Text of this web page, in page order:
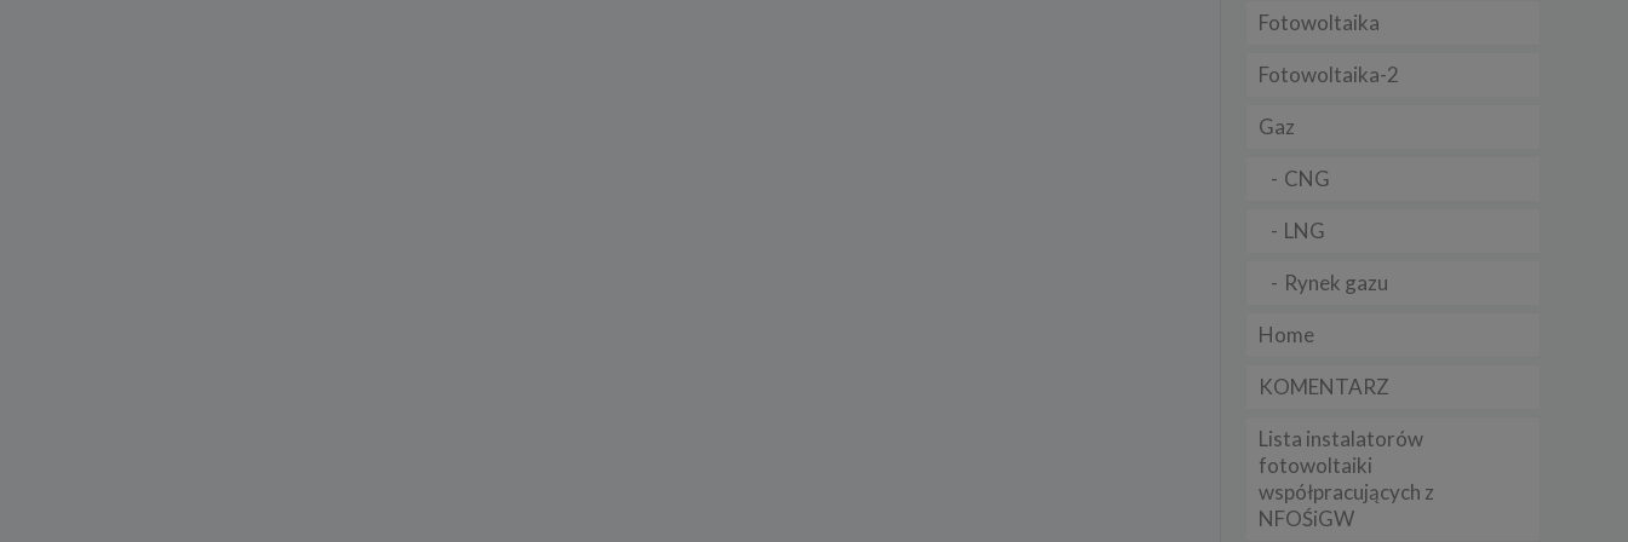
Fotowoltaika
Fotowoltaika-2
Gaz
CNG
LNG
Rynek gazu
Home
KOMENTARZ
Lista instalatorów
fotowoltaiki
współpracujących z
NFOŚiGW